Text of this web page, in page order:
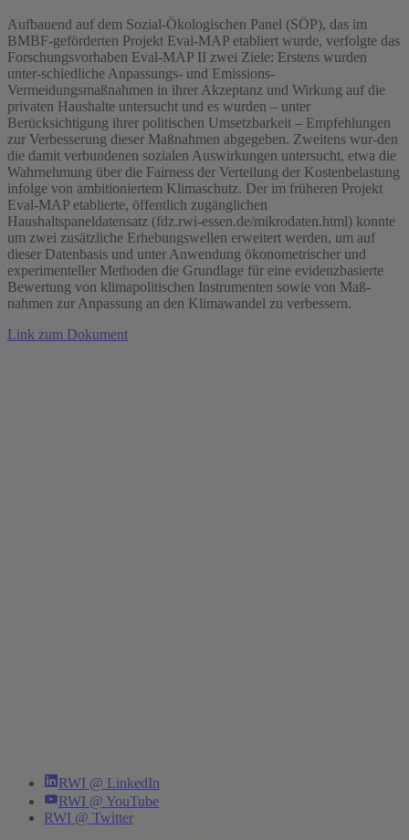
Aufbauend auf dem Sozial-Ökologischen Panel (SÖP), das im
BMBF-geförderten Projekt Eval-MAP etabliert wurde, verfolgte das
Forschungsvorhaben Eval-MAP II zwei Ziele: Erstens wurden
unter-schiedliche Anpassungs- und Emissions-
Vermeidungsmaßnahmen in ihrer Akzeptanz und Wirkung auf die
privaten Haushalte untersucht und es wurden – unter
Berücksichtigung ihrer politischen Umsetzbarkeit – Empfehlungen
zur Verbesserung dieser Maßnahmen abgegeben. Zweitens wur-den
die damit verbundenen sozialen Auswirkungen untersucht, etwa die
Wahrnehmung über die Fairness der Verteilung der Kostenbelastung
infolge von ambitioniertem Klimaschutz. Der im früheren Projekt
Eval-MAP etablierte, öffentlich zugänglichen
Haushaltspaneldatensatz (fdz.rwi-essen.de/mikrodaten.html) konnte
um zwei zusätzliche Erhebungswellen erweitert werden, um auf
dieser Datenbasis und unter Anwendung ökonometrischer und
experimenteller Methoden die Grundlage für eine evidenzbasierte
Bewertung von klimapolitischen Instrumenten sowie von Maß-
nahmen zur Anpassung an den Klimawandel zu verbessern.
Link zum Dokument
RWI @ LinkedIn
RWI @ YouTube
RWI @ Twitter